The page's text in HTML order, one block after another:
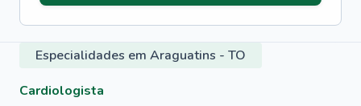
Especialidades em Araguatins - TO
Cardiologista